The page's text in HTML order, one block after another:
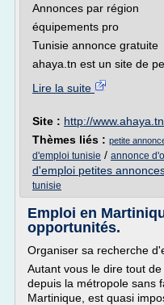
Annonces par région
équipements pro
Tunisie annonce gratuite
ahaya.tn est un site de
Lire la suite
Site : http://www.ahaya.tn
Thèmes liés : petite
d'emploi tunisie / annonce
d'emploi petites
tunisie
Emploi en
opportunités.
Organiser sa recherche
Autant vous le dire tout
depuis la métropole sans
Martinique, est quasi